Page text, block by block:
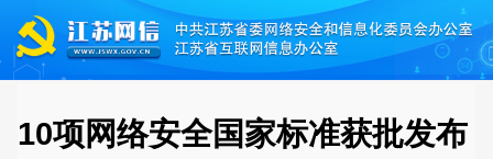
10项网络安全国家标准获批发布